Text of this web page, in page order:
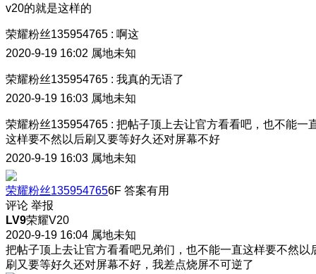
v20的就是这样的
荣耀粉丝135954765 : 啊这
2020-9-19 16:02 属地未知
荣耀粉丝135954765 : 我真的无语了
2020-9-19 16:03 属地未知
荣耀粉丝135954765 : 把帖子顶上去让官方看看吧 ，也不能一
这样要不然以后刷又要等好久还对屏幕不好
2020-9-19 16:03 属地未知
荣耀粉丝1359547656F 答案有用
评论 举报
LV9荣耀V20
2020-9-19 16:04 属地未知
把帖子顶上去让官方看看吧兄弟们 ，也不能一直这样要不然以
刷又要等好久还对屏幕不好，我差点烧屏不可逆了